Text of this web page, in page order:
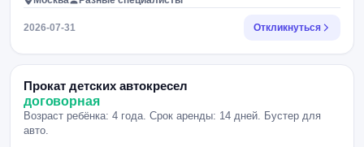
2026-07-31 Откликнуться
Прокат детских автокресел
договорная
Возраст ребёнка: 4 года. Срок аренды: 14 дней. Бустер для
авто.